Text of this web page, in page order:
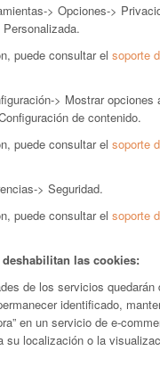
> Opciones->
puede consultar el soporte
> Mostrar opciones
de contenido.
puede consultar el soporte
> Seguridad.
puede consultar el soporte
las cookies:
de los servicios quedarán
identificado,
en un servicio de e-
su localización o la